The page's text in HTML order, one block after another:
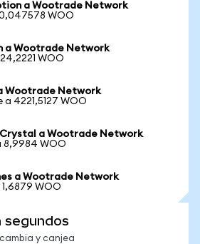
a Wootrade Network
WOO
a Wootrade Network
WOO
Wootrade Network
a 4221,5127 WOO
a Wootrade Network
8,9984 WOO
a Wootrade Network
1,6879 WOO
segundos
y canjea